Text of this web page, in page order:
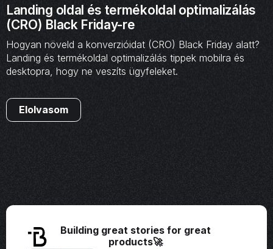
Landing oldal és termékoldal optimalizálás
(CRO) Black Friday-re
Hogyan növeld a konverzióidat (CRO) Black Friday alatt?
Landing és termékoldal optimalizálás tippek mobilra és
desktopra, hogy ne veszíts ügyfeleket.
Elolvasom
Building great stories for great
products🚀